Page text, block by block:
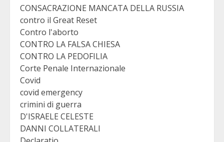
CONSACRAZIONE MANCATA DELLA RUSSIA
contro il Great Reset
Contro l'aborto
CONTRO LA FALSA CHIESA
CONTRO LA PEDOFILIA
Corte Penale Internazionale
Covid
covid emergency
crimini di guerra
D'ISRAELE CELESTE
DANNI COLLATERALI